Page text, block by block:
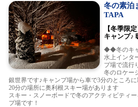
冬の素泊
TAPA
【冬季限
キャンプ♪
◆◆冬のキ
水上インタ
プ場で流行
冬のロケー
銀世界です♪キャンプ場から車で3分のところ
20分の場所に奥利根スキー場があります
スキー・スノーボードで冬のアクティビティ
プ場です！